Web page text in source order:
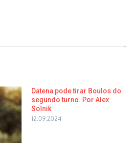
Datena pode tirar Boulos do
segundo turno. Por Alex
Solnik
12.09.2024